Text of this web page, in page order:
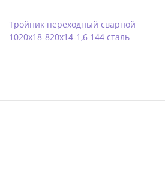
Тройник переходный сварной
1020х18-820х14-1,6 144 сталь